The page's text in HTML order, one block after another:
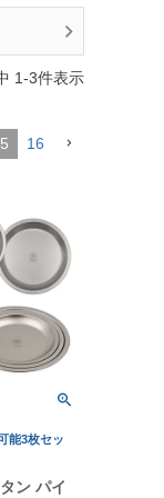
1-3件表示
16
能3枚セッ
ン パイ